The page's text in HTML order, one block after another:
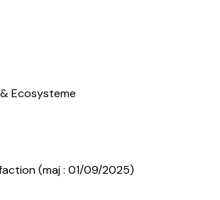
Ecosysteme
(maj : 01/09/2025)